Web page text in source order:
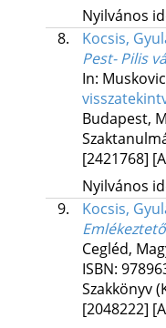
Nyilvános
8.
Kocsis,
Pest- Pilis
In:
Budapest,
[2421768]
Nyilvános
9.
Kocsis,
Cegléd,
ISBN:
Szakkönyv
[2048222]